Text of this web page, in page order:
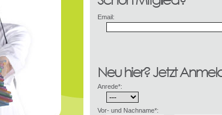
Email:
Anrede*:
Vor- und Nachname*: